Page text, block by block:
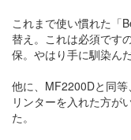
これまで使い慣れた「
替え。これは必須です
保。やはり手に馴染ん
他に、MF2200Dと同
リンターを入れた方
た。